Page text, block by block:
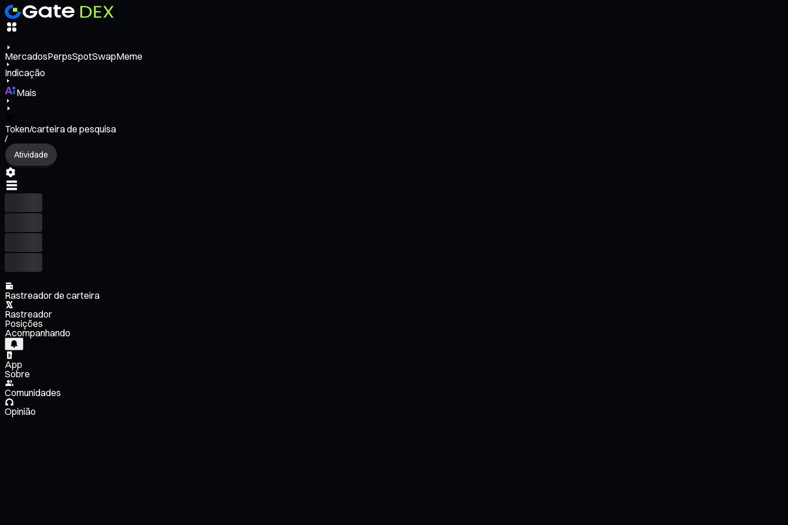
MercadosPerpsSpotSwapMeme
Indicação
Mais
Token/carteira de pesquisa
/
Atividade
Rastreador de carteira
Rastreador
Posições
Acompanhando
App
Sobre
Comunidades
Opinião